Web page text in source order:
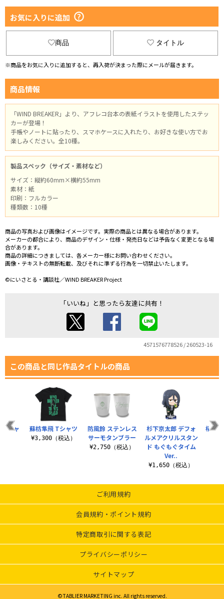
お気に入りに追加
商品 タイトル
※商品をお気に入りに追加すると、再入荷が決まった際にメールが届きます。
商品情報
「WIND BREAKER」より、アフレコ台本の表紙イラストを使用したステッ
カーが登場！
手帳やノートに貼ったり、スマホケースに入れたり、お好きな使い方でお
楽しみください。全10種。
製品スペック（サイズ・素材など）
サイズ：縦約60mm×横約55mm
素材：紙
印刷：フルカラー
種類数：10種
商品の写真および画像はイメージです。実際の商品とは異なる場合があります。
メーカーの都合により、商品のデザイン・仕様・発売日などは予告なく変更となる場
合があります。
商品の詳細につきましては、各メーカー様にお問い合わせください。
画像・テキストの無断転載、及びそれに準ずる行為を一切禁止いたします。
©にいさとる・講談社／WIND BREAKER Project
「いいね」と思ったら友達に共有！
4571576778526 / 260523-16
この商品と同じ作品タイトルの商品
防風鈴 ステンレス
サーモタンブラー
¥2,750（税込）
杉下京太郎 デフォ
ルメアクリルスタン
ド もぐもぐタイム
Ver..
¥1,650（税込）
桜遥
Tシャ 蘇枋隼飛 Tシャツ
¥3,300（税込）
ご利用規約
会員規約・ポイント規約
特定商取引に関する表記
プライバシーポリシー
サイトマップ
©TABLIER MARKETING inc. All rights reserved.